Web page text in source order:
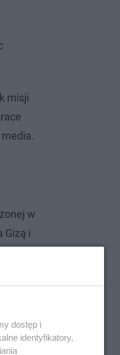
misji
w
Gizą i
ogóle
dostęp i
identyfikatory,